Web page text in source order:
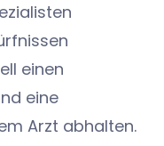
einen
eine
Arzt abhalten.